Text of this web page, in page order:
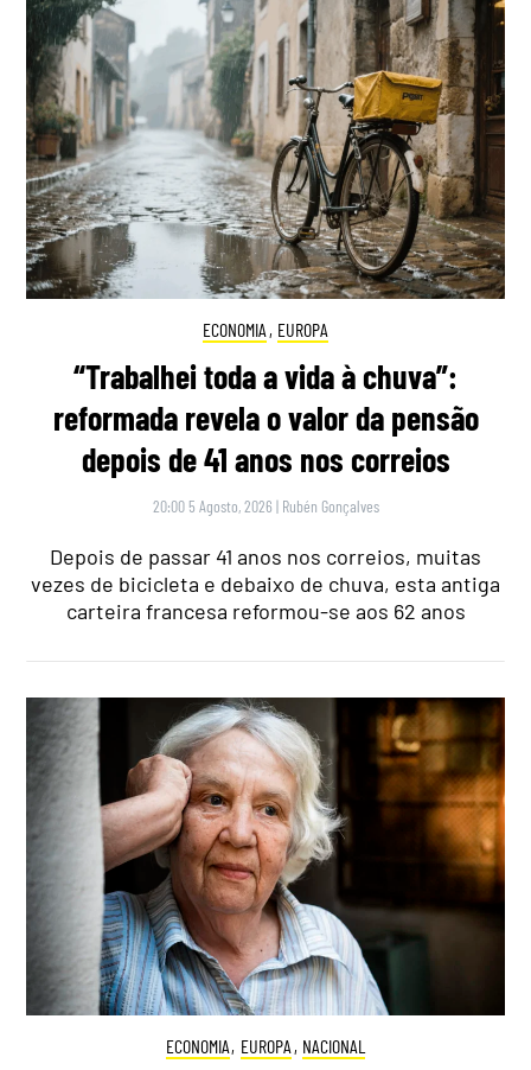
ECONOMIA , EUROPA
“Trabalhei toda a vida à chuva”:
reformada revela o valor da pensão
depois de 41 anos nos correios
20:00 5 Agosto, 2026 | Rubén Gonçalves
Depois de passar 41 anos nos correios, muitas
vezes de bicicleta e debaixo de chuva, esta antiga
carteira francesa reformou-se aos 62 anos
ECONOMIA, EUROPA , NACIONAL